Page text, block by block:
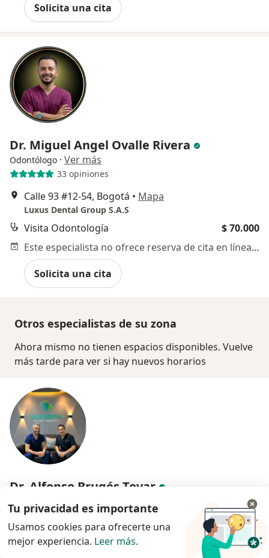
Solicita una cita
Dr. Miguel Angel Ovalle Rivera
Odontólogo · Ver más
33 opiniones
Calle 93 #12-54, Bogotá • Mapa
Luxus Dental Group S.A.S
Visita Odontología
$ 70.000
Este especialista no ofrece reserva de cita en línea en esta dirección.
Solicita una cita
Otros especialistas de su zona
Ahora mismo no tienen espacios disponibles. Vuelve
más tarde para ver si hay nuevos horarios
Dr. Alfonso Brugés Tovar
·Ver más
21 opiniones
Dirección En línea
Tu privacidad es importante
Usamos cookies para ofrecerte una
mejor experiencia. Leer más.